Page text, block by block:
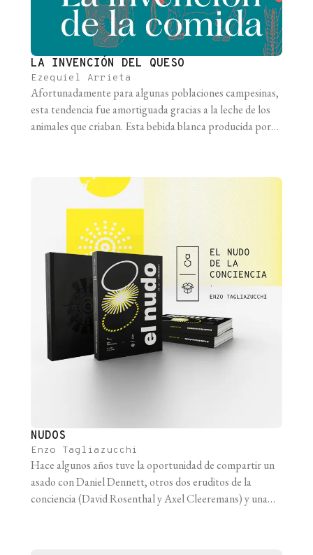
LA INVENCIÓN DEL QUESO
Ezequiel Arrieta
Afortunadamente para algunas poblaciones campesinas,
esta tendencia fue amortiguada gracias a la leche de los
animales que criaban. Esta bebida blanca producida por
vitamina D e incluso hormonas (entre otros valiosos
nutrientes), y seguramente fue aprovechada por los [...]
NUDOS
Enzo Tagliazucchi
Hace algunos años tuve la oportunidad de compartir un
asado con Daniel Dennett, otros dos eruditos de la
conciencia (David Rosenthal y Axel Cleeremans) y una